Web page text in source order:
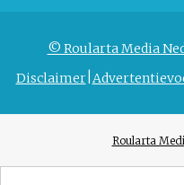
© Roularta Media
Disclaimer
Roularta